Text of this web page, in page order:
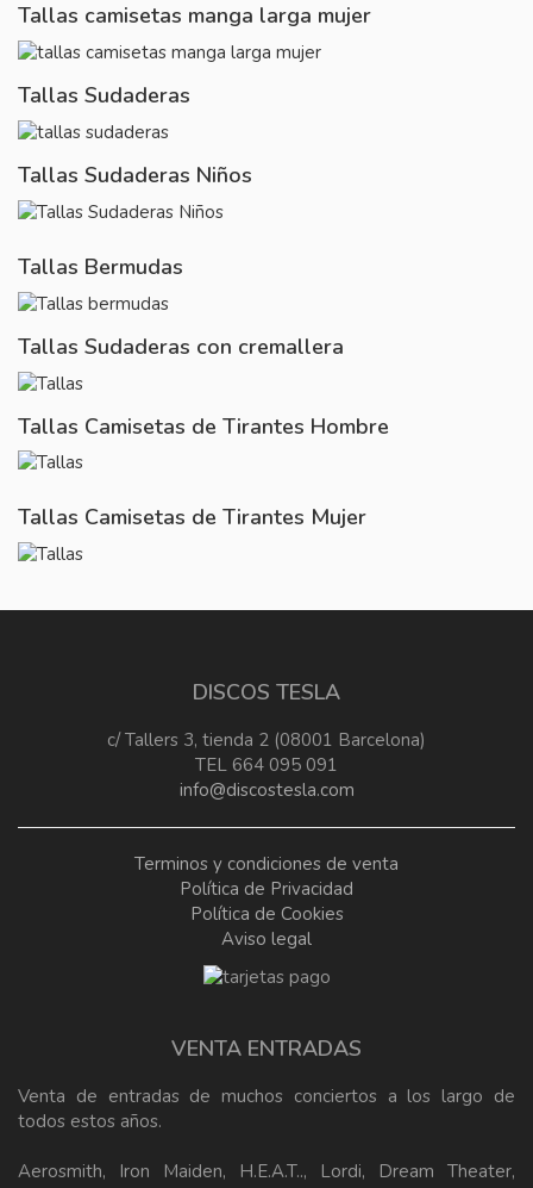
Tallas camisetas manga larga mujer
Tallas Sudaderas
Tallas Sudaderas Niños
Tallas Bermudas
Tallas Sudaderas con cremallera
Tallas Camisetas de Tirantes Hombre
Tallas Camisetas de Tirantes Mujer
DISCOS TESLA
c/ Tallers 3, tienda 2 (08001 Barcelona)
TEL 664 095 091
info@discostesla.com
Terminos y condiciones de venta
Política de Privacidad
Política de Cookies
Aviso legal
VENTA ENTRADAS
Venta de entradas de muchos conciertos a los largo de
todos estos años.
Aerosmith, Iron Maiden, H.E.A.T.., Lordi, Dream Theater,